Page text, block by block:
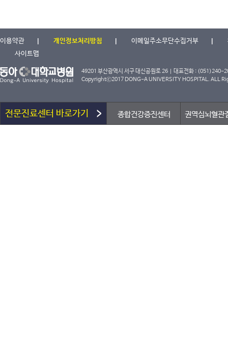
전문진료센터 바로가기 종합건강증진센터 권역심뇌혈관
이용약관 개인정보처리방침 이메일주소무단수집거부
사이트맵
49201 부산광역시 서구 대신공원로 26 | 대표전화 :
Copyrightⓒ2017 DONG-A UNIVERSITY HOSPITAL. ALL